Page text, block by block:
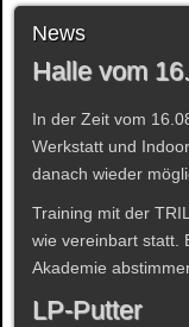
News
Halle vom
In der Zeit vom
Werkstatt und
danach wieder
Training mit der
wie vereinbart statt.
Akademie
LP-Putter